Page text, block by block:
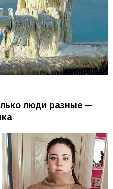
люди разные —